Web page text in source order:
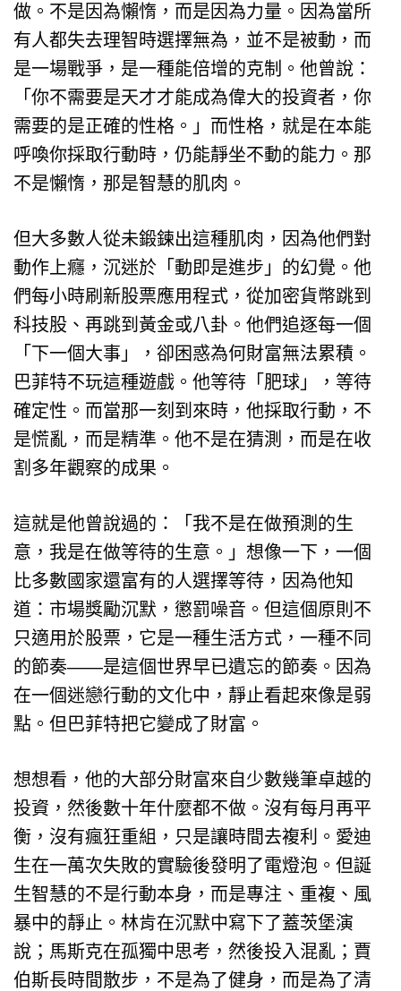
做。不是因為懶惰，而是因為力量。因為當所
有人都失去理智時選擇無為，並不是被動，而
是一場戰爭，是一種能倍增的克制。他曾說：
「你不需要是天才才能成為偉大的投資者，你
需要的是正確的性格。」而性格，就是在本能
呼喚你採取行動時，仍能靜坐不動的能力。那
不是懶惰，那是智慧的肌肉。
但大多數人從未鍛鍊出這種肌肉，因為他們對
動作上癮，沉迷於「動即是進步」的幻覺。他
們每小時刷新股票應用程式，從加密貨幣跳到
科技股、再跳到黃金或八卦。他們追逐每一個
「下一個大事」，卻困惑為何財富無法累積。
巴菲特不玩這種遊戲。他等待「肥球」，等待
確定性。而當那一刻到來時，他採取行動，不
是慌亂，而是精準。他不是在猜測，而是在收
割多年觀察的成果。
這就是他曾說過的：「我不是在做預測的生
意，我是在做等待的生意。」想像一下，一個
比多數國家還富有的人選擇等待，因為他知
道：市場獎勵沉默，懲罰噪音。但這個原則不
只適用於股票，它是一種生活方式，一種不同
的節奏——是這個世界早已遺忘的節奏。因為
在一個迷戀行動的文化中，靜止看起來像是弱
點。但巴菲特把它變成了財富。
想想看，他的大部分財富來自少數幾筆卓越的
投資，然後數十年什麼都不做。沒有每月再平
衡，沒有瘋狂重組，只是讓時間去複利。愛迪
生在一萬次失敗的實驗後發明了電燈泡。但誕
生智慧的不是行動本身，而是專注、重複、風
暴中的靜止。林肯在沉默中寫下了蓋茨堡演
說；馬斯克在孤獨中思考，然後投入混亂；賈
伯斯長時間散步，不是為了健身，而是為了清